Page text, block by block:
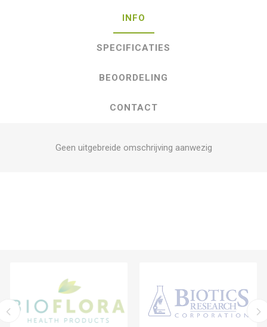
INFO
SPECIFICATIES
BEOORDELING
CONTACT
Geen uitgebreide omschrijving aanwezig